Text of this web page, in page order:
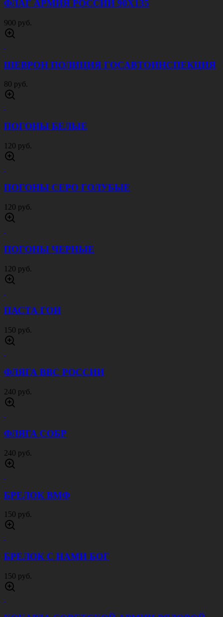
ФЛАГ АРМИЯ РОССИИ 90Х135
900 руб.
ШЕВРОН ПОЛИЦИЯ ГОСАВТОИНСПЕКЦИЯ
80 руб.
ПОГОНЫ БЕЛЫЕ
120 руб.
ПОГОНЫ СЕРО ГОЛУБЫЕ
120 руб.
ПОГОНЫ ЧЕРНЫЕ
120 руб.
ПАСТА ГОИ
150 руб.
ФЛЯГА ВВС РОССИИ
240 руб.
ФЛЯГА СОБР
240 руб.
БРЕЛОК ВМФ
150 руб.
БРЕЛОК С НАМИ БОГ
150 руб.